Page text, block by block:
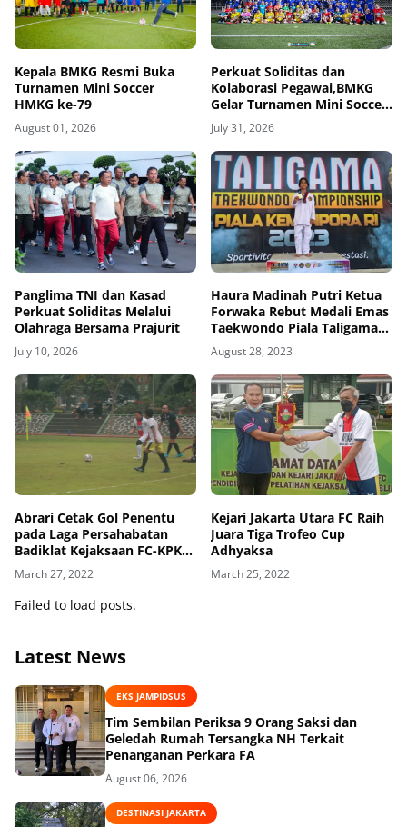
Kepala BMKG Resmi Buka
Turnamen Mini Soccer
HMKG ke-79
August 01, 2026
Perkuat Soliditas dan
Kolaborasi Pegawai,BMKG
Gelar Turnamen Mini Soccer
HMKG ke-79
July 31, 2026
Panglima TNI dan Kasad
Perkuat Soliditas Melalui
Olahraga Bersama Prajurit
July 10, 2026
Haura Madinah Putri Ketua
Forwaka Rebut Medali Emas
Taekwondo Piala Taligama
Menpora, Zamzam Siregar
Mengaku Terharu Atas
Kemampuan Putri Cantiknya
August 28, 2023
Abrari Cetak Gol Penentu
pada Laga Persahabatan
Badiklat Kejaksaan FC-KPK
FC
March 27, 2022
Kejari Jakarta Utara FC Raih
Juara Tiga Trofeo Cup
Adhyaksa
March 25, 2022
Failed to load posts.
Latest News
EKS JAMPIDSUS
Tim Sembilan Periksa 9 Orang Saksi dan
Geledah Rumah Tersangka NH Terkait
Penanganan Perkara FA
August 06, 2026
DESTINASI JAKARTA